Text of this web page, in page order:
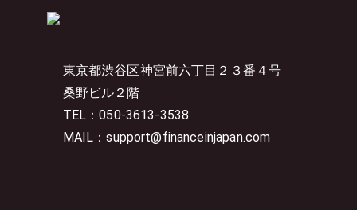
東京都渋谷区神宮前六丁目２３番４号
桑野ビル２階
TEL：050-3613-3538
MAIL：support@financeinjapan.com